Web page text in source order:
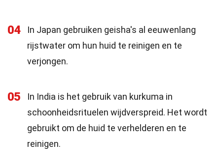
04
In Japan gebruiken geisha's al eeuwenlang
rijstwater om hun huid te reinigen en te
verjongen.
05
In India is het gebruik van kurkuma in
schoonheidsrituelen wijdverspreid. Het wordt
gebruikt om de huid te verhelderen en te
reinigen.